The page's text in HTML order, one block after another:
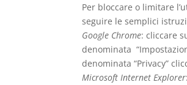
Per bloccare o limitare
seguire le semplici
Google Chrome: cliccare
denominata
denominata “Privacy”
Microsoft Internet Explorer